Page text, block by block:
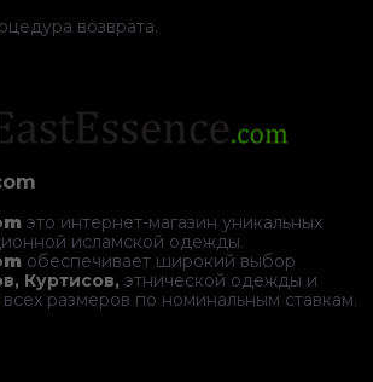
возврата.
это интернет-магазин уникальных
исламской одежды.
обеспечивает широкий выбор
Куртисов, этнической одежды и
размеров по номинальным ставкам.